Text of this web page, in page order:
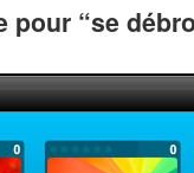
pour “se